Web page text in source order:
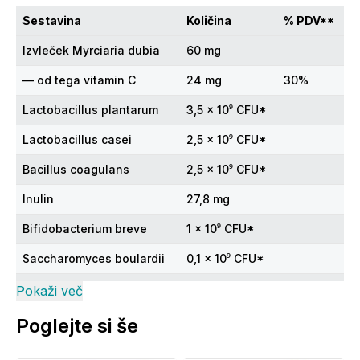
Sestavina Količina % PDV**
Izvleček Myrciaria dubia 60 mg
— od tega vitamin C 24 mg 30%
Lactobacillus plantarum 3,5 × 10⁹ CFU*
Lactobacillus casei 2,5 × 10⁹ CFU*
Bacillus coagulans 2,5 × 10⁹ CFU*
Inulin 27,8 mg
Bifidobacterium breve 1 × 10⁹ CFU*
Saccharomyces boulardii 0,1 × 10⁹ CFU*
Lactobacillus rhamnosus
Lactobacillus acidophilus
Pokaži več
Poglejte si še